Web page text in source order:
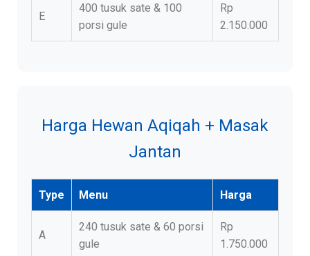
E
400 tusuk sate & 100
porsi gule
Rp
2.150.000
Harga Hewan Aqiqah + Masak
Jantan
Type Menu Harga
A
240 tusuk sate & 60 porsi
gule
Rp
1.750.000